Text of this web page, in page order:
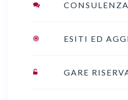
ESITI ED
GARE